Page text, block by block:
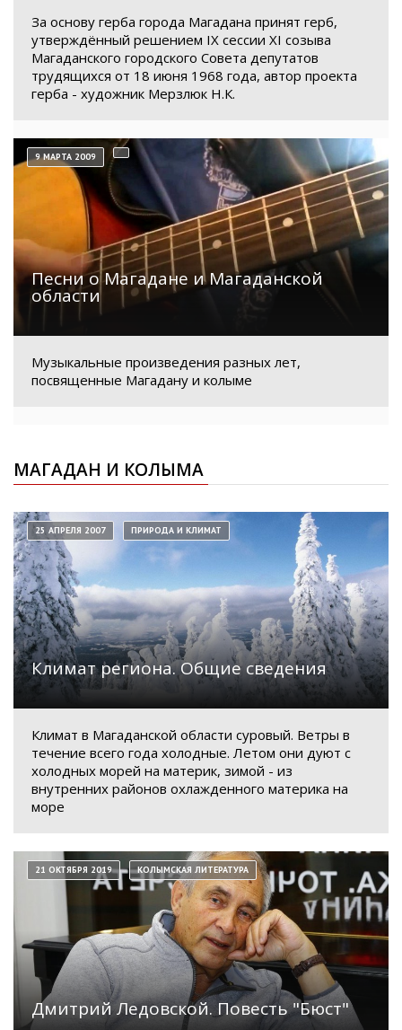
За основу герба города Магадана принят герб,
утверждённый решением IX сессии XI созыва
Магаданского городского Совета депутатов
трудящихся от 18 июня 1968 года, автор проекта
герба - художник Мерзлюк Н.К.
Песни о Магадане и Магаданской
области
9 МАРТА 2009
Музыкальные произведения разных лет,
посвященные Магадану и колыме
МАГАДАН И КОЛЫМА
Климат региона. Общие сведения
25 АПРЕЛЯ 2007 ПРИРОДА И КЛИМАТ
Климат в Магаданской области суровый. Ветры в
течение всего года холодные. Летом они дуют с
холодных морей на материк, зимой - из
внутренних районов охлажденного материка на
море
Дмитрий Ледовской. Повесть "Бюст"
21 ОКТЯБРЯ 2019 КОЛЫМСКАЯ ЛИТЕРАТУРА